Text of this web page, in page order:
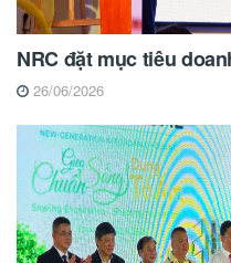
NRC đặt mục tiêu
26/06/2026